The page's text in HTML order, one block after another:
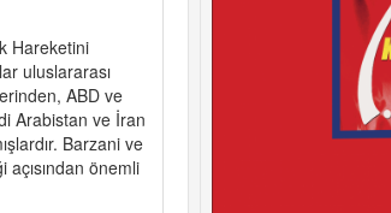
Hareketini
uluslararası
ABD ve
Arabistan ve İran
Barzani ve
önemli